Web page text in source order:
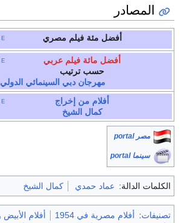
المصادر
e أفضل مئة فيلم مصري
e
أفضل مائة فيلم عربي
حسب ترتيب
مهرجان دبي السينمائي الدولي
e
أفلام من إخراج
كمال الشيخ
مصر portal
سينما portal
الكلمات الدالة: عماد حمدي كمال الشيخ
تصنيفات: أفلام مصرية في 1954
أفلام الأبيض